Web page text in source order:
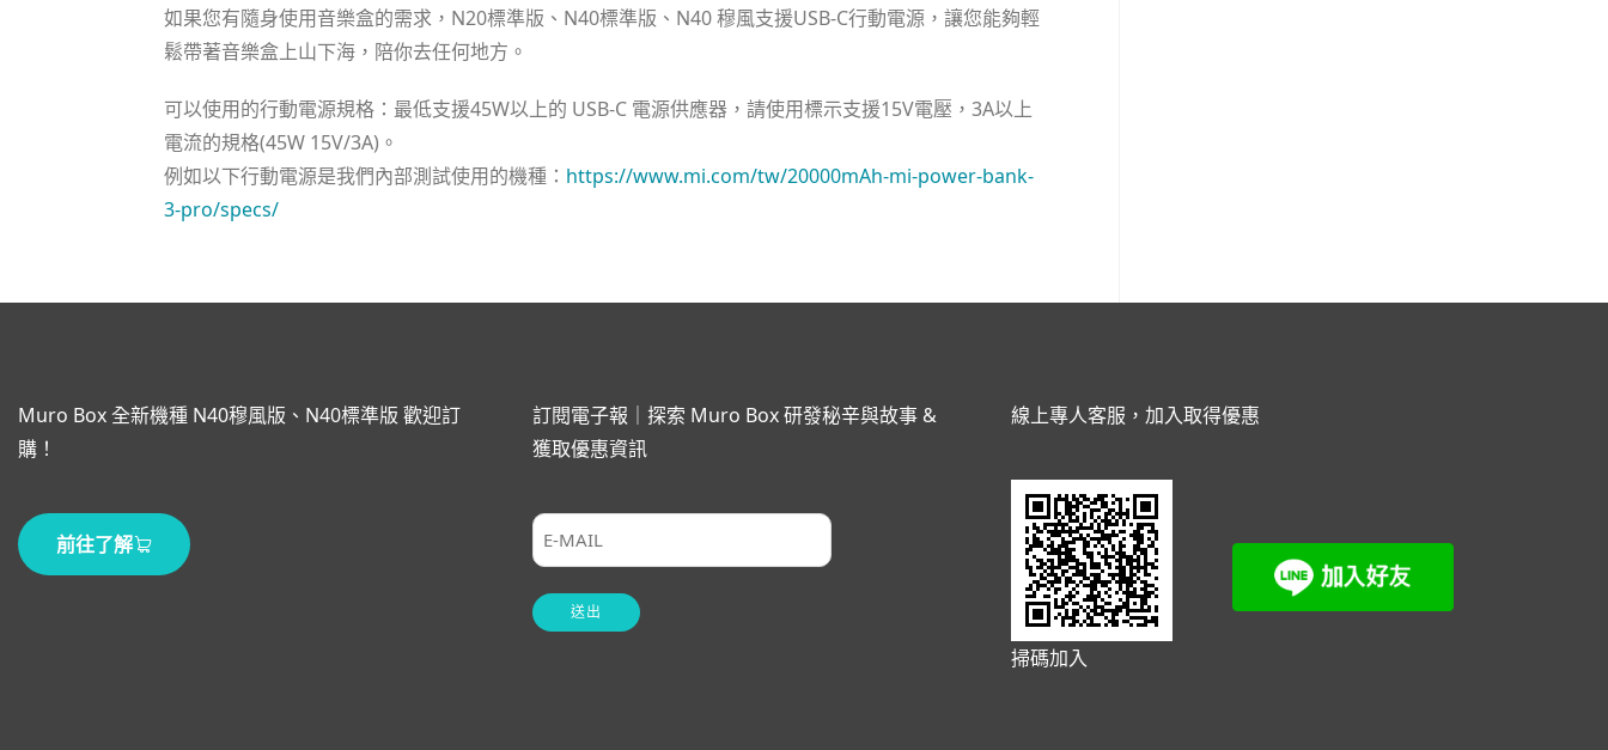
如果您有隨身使用音樂盒的需求，N20標準版、N40標準版、N40 穆風支援USB-C行動電源，讓您能夠輕
鬆帶著音樂盒上山下海，陪你去任何地方。
可以使用的行動電源規格：最低支援45W以上的 USB-C 電源供應器，請使用標示支援15V電壓，3A以上
電流的規格(45W 15V/3A)。
例如以下行動電源是我們內部測試使用的機種： https://www.mi.com/tw/20000mAh-mi-power-bank-
3-pro/specs/
Muro Box 全新機種 N40穆風版、N40標準版 歡迎訂
購！
前往了解
訂閱電子報｜探索 Muro Box 研發秘辛與故事 &
獲取優惠資訊
線上專人客服，加入取得優惠
掃碼加入